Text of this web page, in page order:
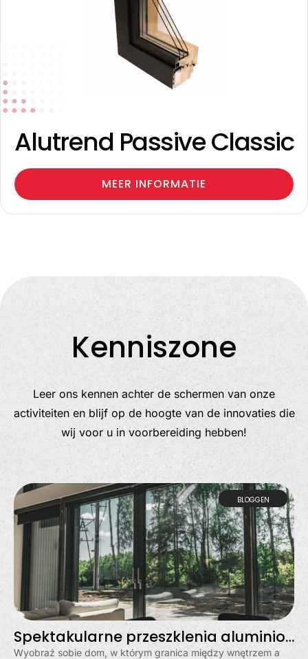
Alutrend Passive Classic
MEER INFORMATIE
Kenniszone
Leer ons kennen achter de schermen van onze
activiteiten en blijf op de hoogte van de innovaties die
wij voor u in voorbereiding hebben!
BLOGGEN
Spektakularne przeszklenia aluminiowe w Gdyni – dom otwarty na świat
Wyobraź sobie dom, w którym granica między wnętrzem a